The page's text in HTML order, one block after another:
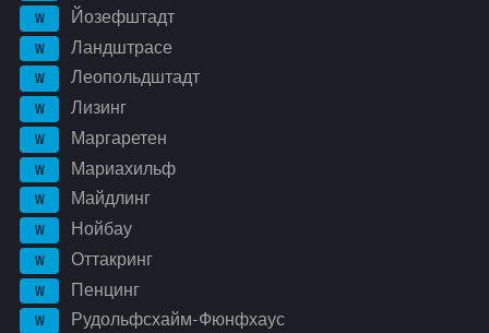
W Йозефштадт
W Ландштрасе
W Леопольдштадт
W Лизинг
W Маргаретен
W Мариахильф
W Майдлинг
W Нойбау
W Оттакринг
W Пенцинг
W Рудольфсхайм-Фюнфхаус